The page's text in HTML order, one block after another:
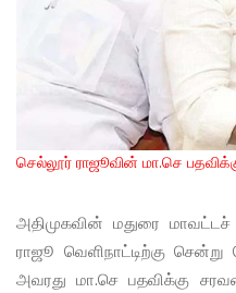
செல்லூர் ராஜூவின் மா.செ
அதிமுகவின் மதுரை
ராஜூ வெளிநாட்டிற்கு
அவரது மா.செ பதவிக்கு